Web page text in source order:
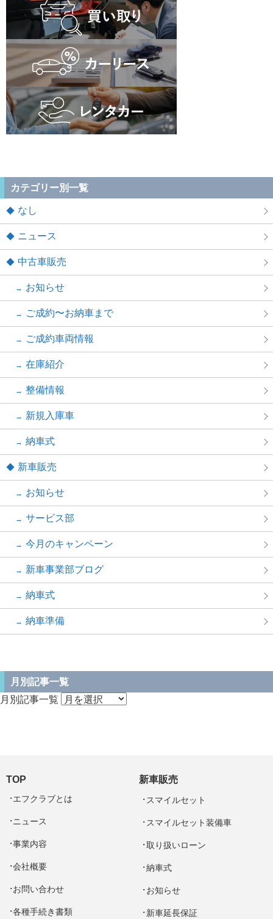
カテゴリー別一覧
なし
ニュース
中古車販売
お知らせ
ご成約〜お納車まで
ご成約車両情報
在庫紹介
整備情報
新規入庫車
納車式
新車販売
お知らせ
サービス部
今月のキャンペーン
新車事業部ブログ
納車式
納車準備
月別記事一覧
月別記事一覧
TOP
エフクラブとは
ニュース
事業内容
会社概要
お問い合わせ
各種手続き書類
新車販売
スマイルセット
スマイルセット装備車
取り扱いローン
納車式
お知らせ
新車延長保証